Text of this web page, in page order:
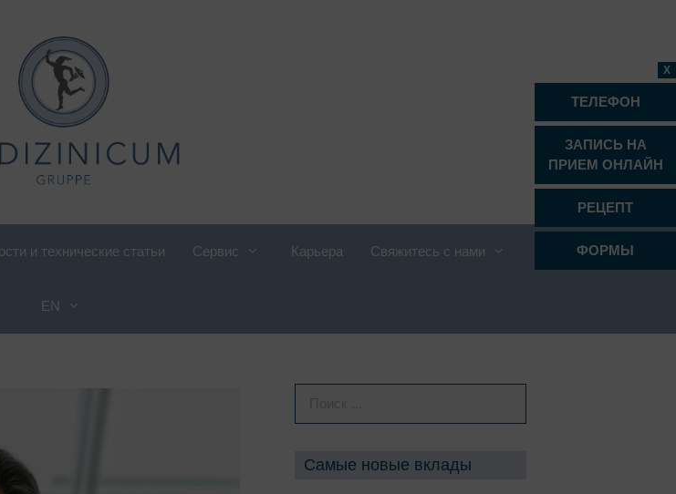
подростковая ревматология
Радиология
Ревматология
и технические статьи Сервис Карьера Свяжитесь с нами
EN
Самые новые вклады
X
ТЕЛЕФОН
ЗАПИСЬ НА
ПРИЕМ ОНЛАЙН
РЕЦЕПТ
ФОРМЫ